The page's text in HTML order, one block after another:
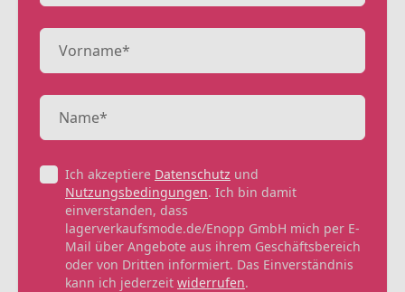
Ich akzeptiere Datenschutz und
Nutzungsbedingungen. Ich bin damit
einverstanden, dass
lagerverkaufsmode.de/Enopp GmbH mich per E-
Mail über Angebote aus ihrem Geschäftsbereich
oder von Dritten informiert. Das Einverständnis
kann ich jederzeit widerrufen.